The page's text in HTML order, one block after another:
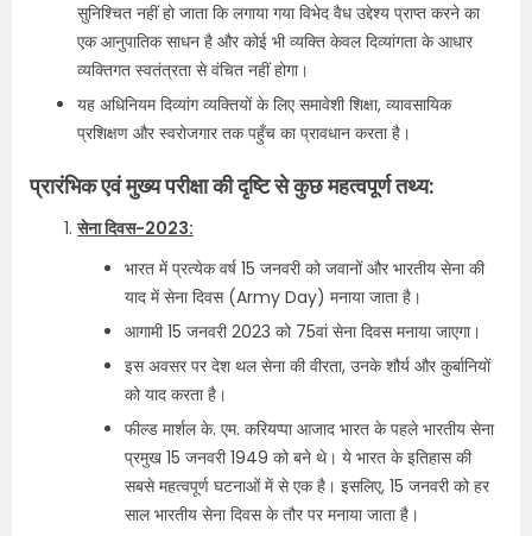
सुनिश्चित नहीं हो जाता कि लगाया गया विभेद वैध उद्देश्य प्राप्त करने का
एक आनुपातिक साधन है और कोई भी व्यक्ति केवल दिव्यांगता के आधार
व्यक्तिगत स्वतंत्रता से वंचित नहीं होगा।
यह अधिनियम दिव्यांग व्यक्तियों के लिए समावेशी शिक्षा, व्यावसायिक
प्रशिक्षण और स्वरोजगार तक पहुँच का प्रावधान करता है।
प्रारंभिक एवं मुख्य परीक्षा की दृष्टि से कुछ महत्वपूर्ण तथ्य:
सेना दिवस-2023:
भारत में प्रत्येक वर्ष 15 जनवरी को जवानों और भारतीय सेना की
याद में सेना दिवस (Army Day) मनाया जाता है।
आगामी 15 जनवरी 2023 को 75वां सेना दिवस मनाया जाएगा।
इस अवसर पर देश थल सेना की वीरता, उनके शौर्य और कुर्बानियों
को याद करता है।
फील्ड मार्शल के. एम. करियप्पा आजाद भारत के पहले भारतीय सेना
प्रमुख 15 जनवरी 1949 को बने थे। ये भारत के इतिहास की
सबसे महत्वपूर्ण घटनाओं में से एक है। इसलिए, 15 जनवरी को हर
साल भारतीय सेना दिवस के तौर पर मनाया जाता है।